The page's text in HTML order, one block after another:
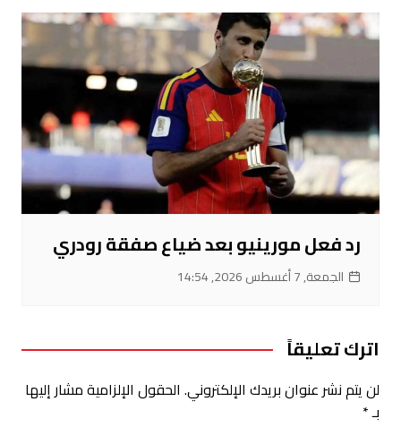
رد فعل مورينيو بعد ضياع صفقة رودري
الجمعة, 7 أغسطس 2026, 14:54
اترك تعليقاً
لن يتم نشر عنوان بريدك الإلكتروني. الحقول الإلزامية مشار إليها
بـ*